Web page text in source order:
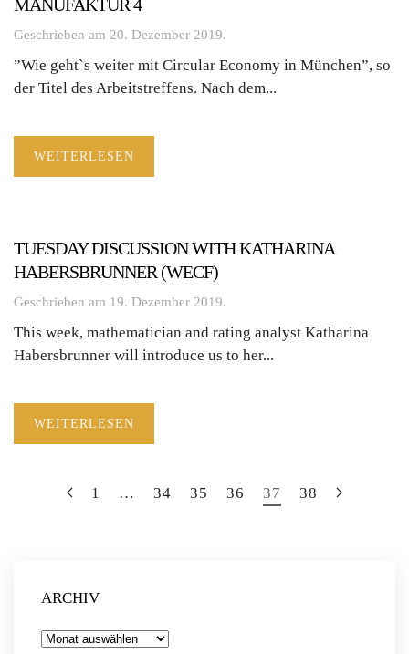
MANUFAKTUR 4
Geschrieben am 20. Dezember 2019.
”Wie geht`s weiter mit Circular Economy in München”, so
der Titel des Arbeitstreffens. Nach dem...
WEITERLESEN
TUESDAY DISCUSSION WITH KATHARINA
HABERSBRUNNER (WECF)
Geschrieben am 19. Dezember 2019.
This week, mathematician and rating analyst Katharina
Habersbrunner will introduce us to her...
WEITERLESEN
1 … 34 35 36 37 38
ARCHIV
Archiv